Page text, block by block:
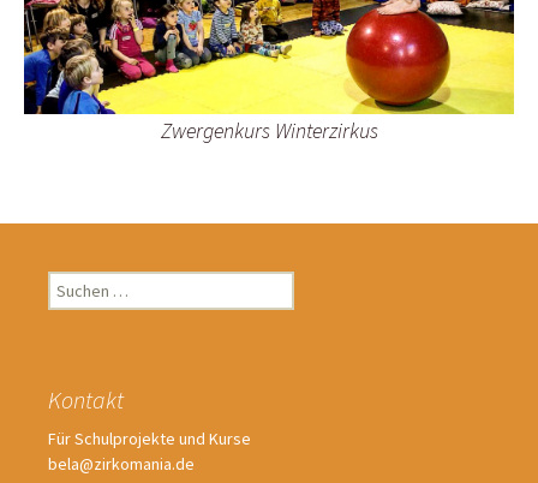
Zwergenkurs Winterzirkus
Suchen
nach:
Kontakt
Für Schulprojekte und Kurse
bela@zirkomania.de